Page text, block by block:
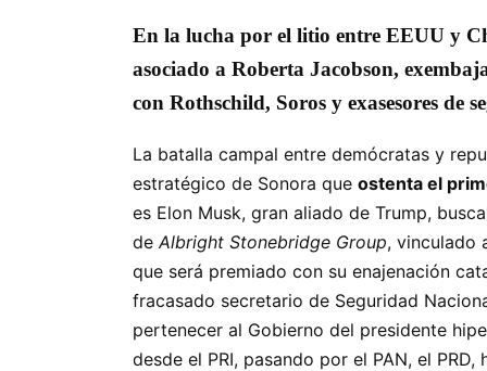
En la lucha por el litio entre EEUU y
asociado a Roberta Jacobson,
con Rothschild, Soros y exasesores de
La batalla campal entre demócratas y
estratégico de Sonora que ostenta el
es Elon Musk, gran aliado de Trump,
de Albright Stonebridge Group, vinculado
que será premiado con su enajenación
fracasado secretario de Seguridad
pertenecer al Gobierno del presidente
desde el PRI, pasando por el PAN, el